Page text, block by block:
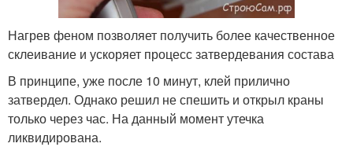
Нагрев феном позволяет получить более качественное
склеивание и ускоряет процесс затвердевания состава
В принципе, уже после 10 минут, клей прилично
затвердел. Однако решил не спешить и открыл краны
только через час. На данный момент утечка
ликвидирована.